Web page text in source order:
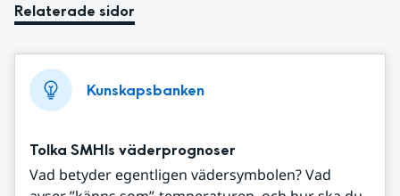
Relaterade sidor
Kunskapsbanken
Tolka SMHIs väderprognoser
Vad betyder egentligen vädersymbolen? Vad